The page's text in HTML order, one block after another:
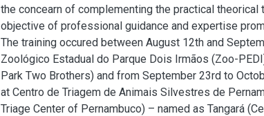
the concearn of complementing the practical theorical
objective of professional guidance and expertise
The training occured between August 12th and
Zoológico Estadual do Parque Dois Irmãos (Zoo-
Park Two Brothers) and from September 23rd to
at Centro de Triagem de Animais Silvestres de
Triage Center of Pernambuco) – named as Tangará